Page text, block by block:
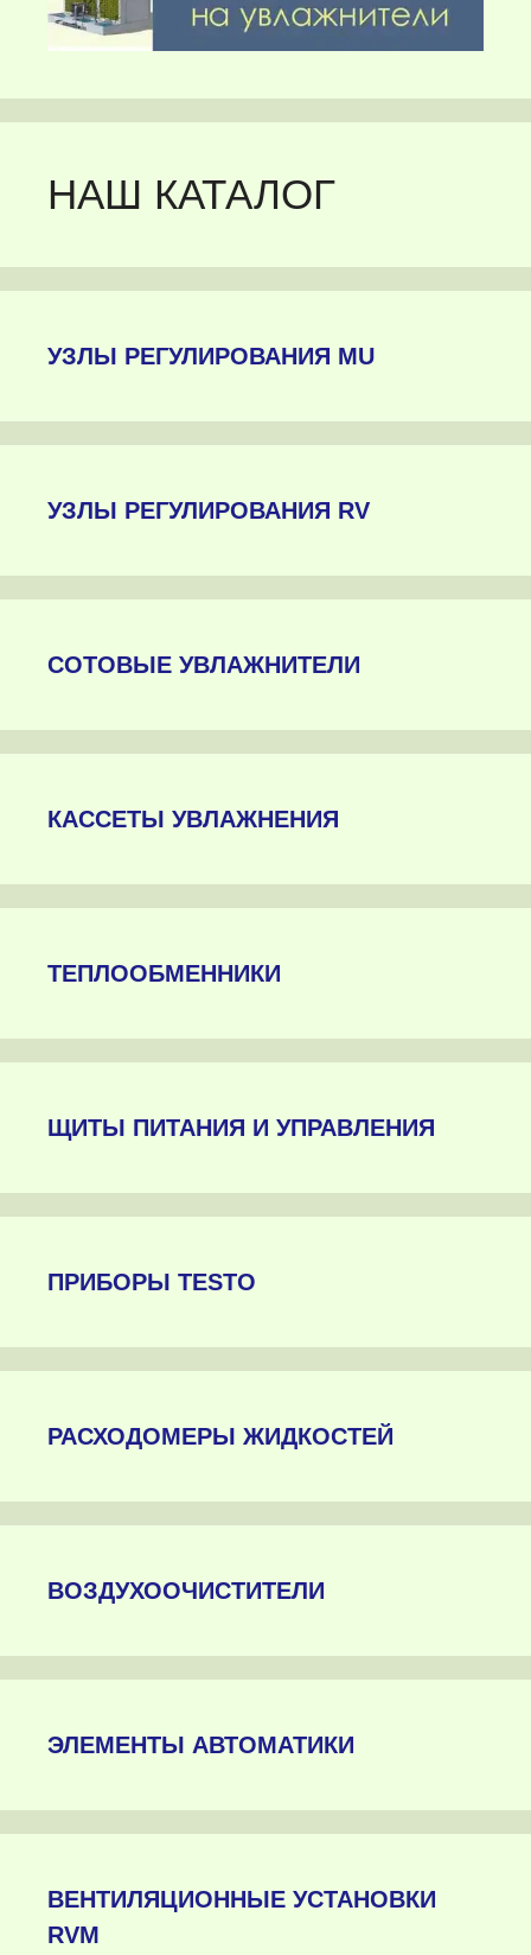
НАШ КАТАЛОГ
УЗЛЫ РЕГУЛИРОВАНИЯ MU
УЗЛЫ РЕГУЛИРОВАНИЯ RV
СОТОВЫЕ УВЛАЖНИТЕЛИ
КАССЕТЫ УВЛАЖНЕНИЯ
ТЕПЛООБМЕННИКИ
ЩИТЫ ПИТАНИЯ И УПРАВЛЕНИЯ
ПРИБОРЫ TESTO
РАСХОДОМЕРЫ ЖИДКОСТЕЙ
ВОЗДУХООЧИСТИТЕЛИ
ЭЛЕМЕНТЫ АВТОМАТИКИ
ВЕНТИЛЯЦИОННЫЕ УСТАНОВКИ
RVM